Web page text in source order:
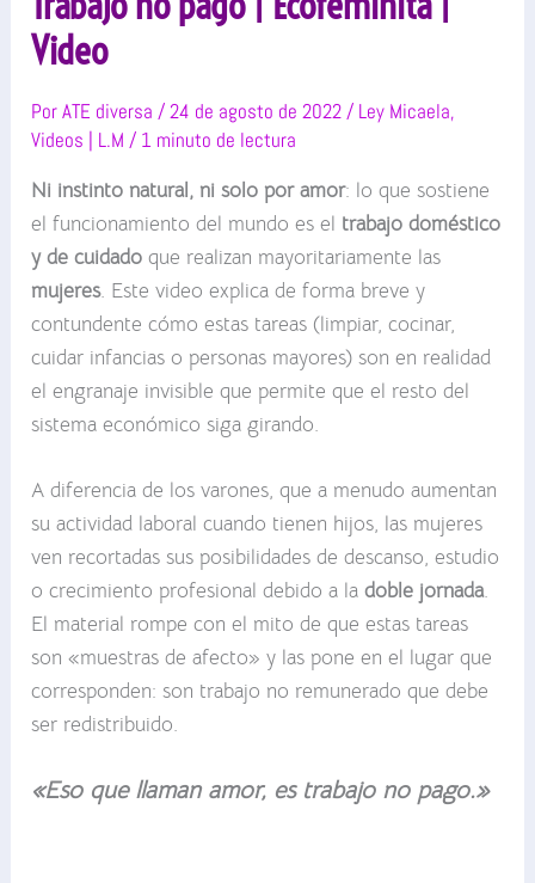
Video
PorATE diversa/24 de agosto de 2022/ Ley Micaela,
Videos | L.M / 1 minuto de lectura
Ni instinto natural, ni solo por amor: lo que sostiene
el funcionamiento del mundo es el trabajo doméstico
y de cuidado que realizan mayoritariamente las
mujeres. Este video explica de forma breve y
contundente cómo estas tareas (limpiar, cocinar,
cuidar infancias o personas mayores) son en realidad
el engranaje invisible que permite que el resto del
sistema económico siga girando.
A diferencia de los varones, que a menudo aumentan
su actividad laboral cuando tienen hijos, las mujeres
ven recortadas sus posibilidades de descanso, estudio
o crecimiento profesional debido a ladoble jornada.
El material rompe con el mito de que estas tareas
son «muestras de afecto» y las pone en el lugar que
corresponden: son trabajo no remunerado que debe
ser redistribuido.
«Eso que llaman amor, es trabajo no pago.»